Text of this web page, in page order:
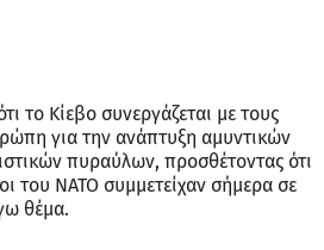
το Κίεβο συνεργάζεται με τους
για την ανάπτυξη αμυντικών
πυραύλων, προσθέτοντας ότι
του ΝΑΤΟ συμμετείχαν σήμερα σε
θέμα.